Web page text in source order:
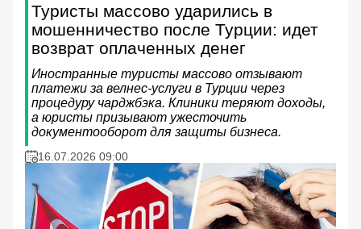
Туристы массово ударились в
мошенничество после Турции: идет
возврат оплаченных денег
Иностранные туристы массово отзывают
платежи за велнес-услуги в Турции через
процедуру чарджбэка. Клиники теряют доходы,
а юристы призывают ужесточить
документооборот для защиты бизнеса.
16.07.2026 09:00